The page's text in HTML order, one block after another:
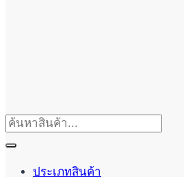
ประเภทสินค้า